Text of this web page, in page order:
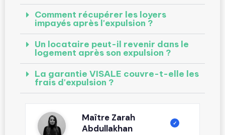
Comment récupérer les loyers
impayés après l'expulsion ?
Un locataire peut-il revenir dans le
logement après son expulsion ?
La garantie VISALE couvre-t-elle les
frais d'expulsion ?
Maître Zarah
Abdullakhan
✓